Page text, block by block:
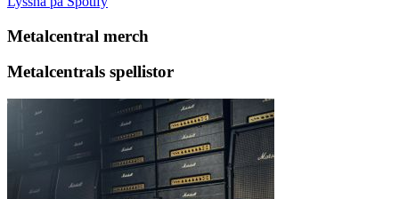
Metalcentral merch
Metalcentrals spellistor